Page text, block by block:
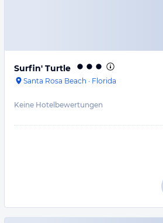
Surfin' Turtle
Santa Rosa Beach · Florida
Keine Hotelbewertungen